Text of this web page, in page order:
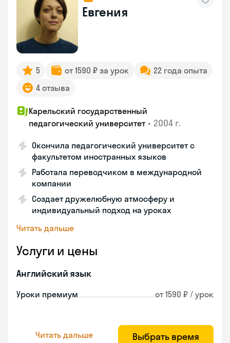
Евгения
5 от 1590 ₽ за урок
22 года опыта
4 отзыва
Карельский государственный
педагогический университет • 2004 г.
Окончила педагогический университет с
факультетом иностранных языков
Работала переводчиком в международной
компании
Создает дружелюбную атмосферу и
индивидуальный подход на уроках
Читать дальше
Услуги и цены
Английский язык
Уроки премиум от 1590 ₽ / урок
Читать дальше Выбрать время